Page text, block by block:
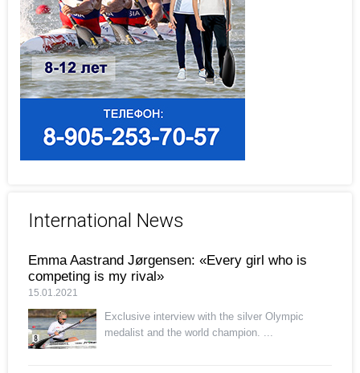
International News
Emma Aastrand Jørgensen: «Every girl who is
competing is my rival»
15.01.2021
Exclusive interview with the silver Olympic
medalist and the world champion. ...